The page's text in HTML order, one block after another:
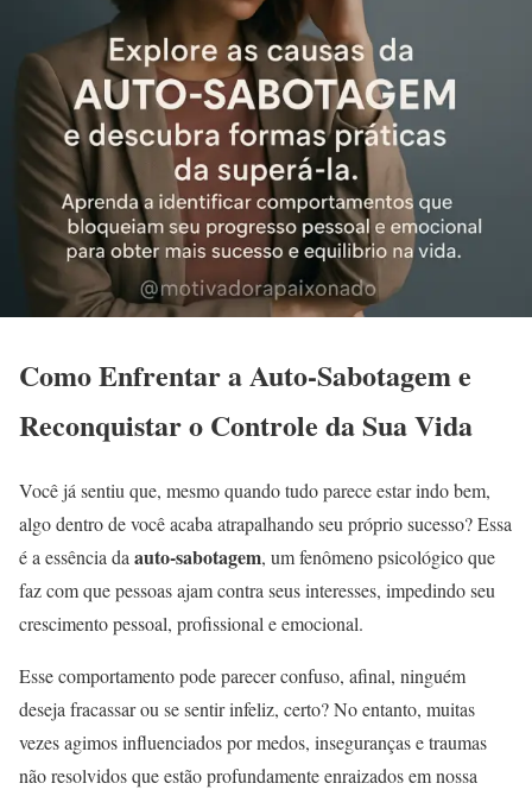
Como Enfrentar a Auto-Sabotagem e
Reconquistar o Controle da Sua Vida
Você já sentiu que, mesmo quando tudo parece estar indo bem,
algo dentro de você acaba atrapalhando seu próprio sucesso? Essa
é a essência da auto-sabotagem, um fenômeno psicológico que
faz com que pessoas ajam contra seus interesses, impedindo seu
crescimento pessoal, profissional e emocional.
Esse comportamento pode parecer confuso, afinal, ninguém
deseja fracassar ou se sentir infeliz, certo? No entanto, muitas
vezes agimos influenciados por medos, inseguranças e traumas
não resolvidos que estão profundamente enraizados em nossa